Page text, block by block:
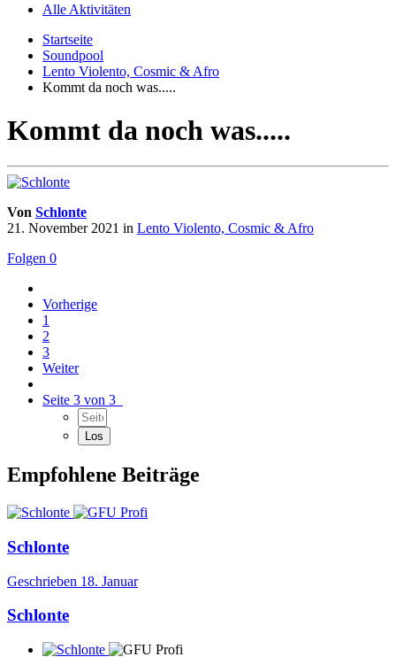
Alle Aktivitäten
Startseite
Soundpool
Lento Violento, Cosmic & Afro
Kommt da noch was.....
Kommt da noch was.....
Von Schlonte
21. November 2021 in Lento Violento, Cosmic & Afro
Folgen 0
Vorherige
1
2
3
Weiter
Seite 3 von 3
Empfohlene Beiträge
Schlonte
Geschrieben 18. Januar
Schlonte